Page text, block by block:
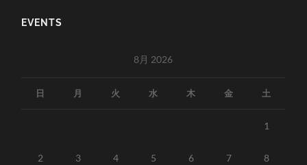
EVENTS
8月 2026
日 月 火 水 木 金 土
1
2 3 4 5 6 7 8